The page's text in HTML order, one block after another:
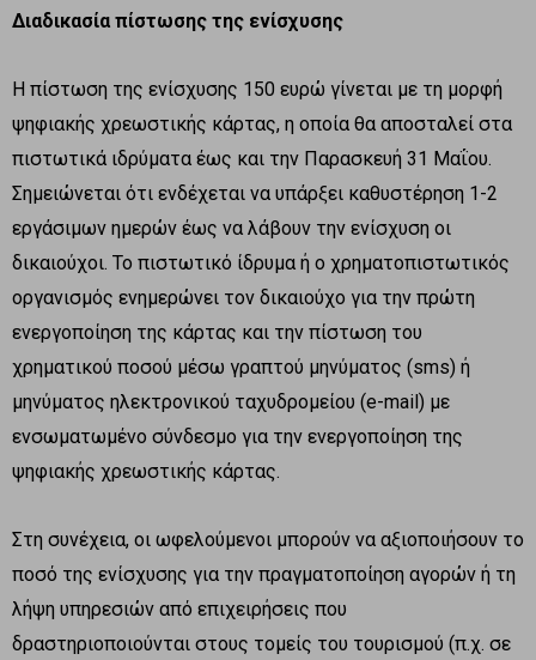
Διαδικασία πίστωσης της ενίσχυσης
Η πίστωση της ενίσχυσης 150 ευρώ γίνεται με τη μορφή
ψηφιακής χρεωστικής κάρτας, η οποία θα αποσταλεί στα
πιστωτικά ιδρύματα έως και την Παρασκευή 31 Μαΐου.
Σημειώνεται ότι ενδέχεται να υπάρξει καθυστέρηση 1-2
εργάσιμων ημερών έως να λάβουν την ενίσχυση οι
δικαιούχοι. Το πιστωτικό ίδρυμα ή ο χρηματοπιστωτικός
οργανισμός ενημερώνει τον δικαιούχο για την πρώτη
ενεργοποίηση της κάρτας και την πίστωση του
χρηματικού ποσού μέσω γραπτού μηνύματος (sms) ή
μηνύματος ηλεκτρονικού ταχυδρομείου (e-mail) με
ενσωματωμένο σύνδεσμο για την ενεργοποίηση της
ψηφιακής χρεωστικής κάρτας.
Στη συνέχεια, οι ωφελούμενοι μπορούν να αξιοποιήσουν το
ποσό της ενίσχυσης για την πραγματοποίηση αγορών ή τη
λήψη υπηρεσιών από επιχειρήσεις που
δραστηριοποιούνται στους τομείς του τουρισμού (π.χ. σε